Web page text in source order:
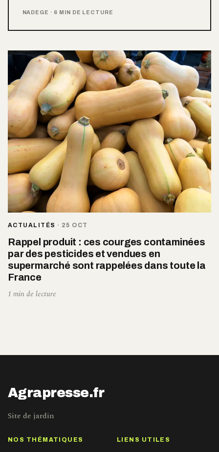
NADEGE · 6 MIN DE LECTURE
ACTUALITÉS · 25 OCT
Rappel produit : ces courges contaminées
par des pesticides et vendues en
supermarché sont rappelées dans toute la
France
1 min de lecture
Agrapresse.fr
Site de jardin
NOS THÉMATIQUES LIENS UTILES